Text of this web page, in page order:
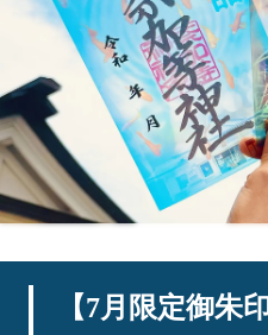
【7月限定御朱